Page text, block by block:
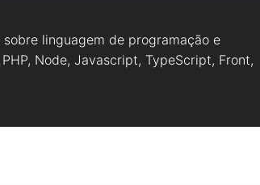
linguagem de programação e
Node, Javascript, TypeScript, Front,